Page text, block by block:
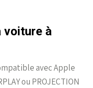
voiture à
avec Apple
ou PROJECTION